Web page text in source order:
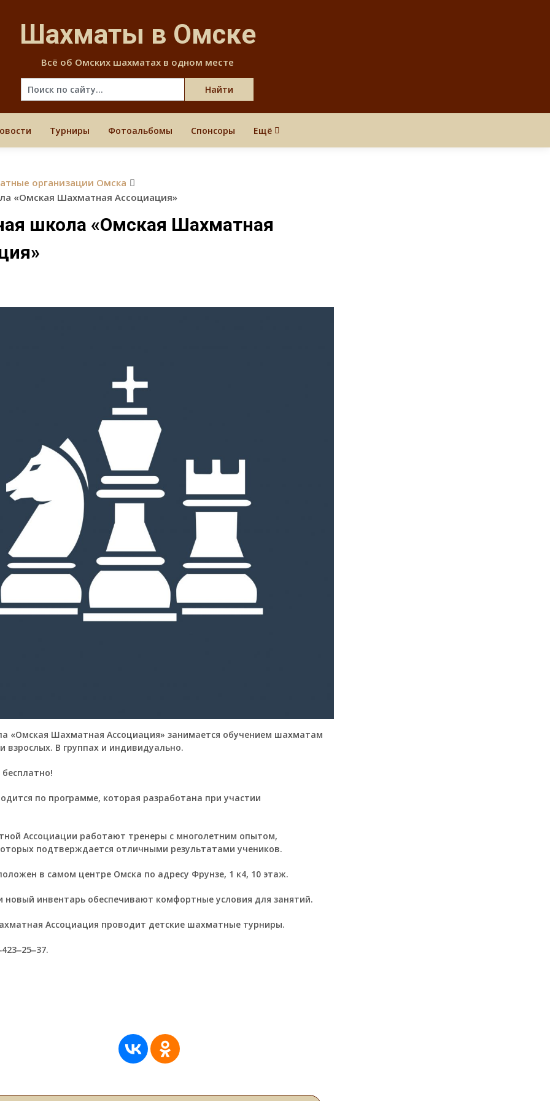
content
Шахматы в Омске
Всё об Омских шахматах в одном месте
Турниры Фотоальбомы Спонсоры Ещё
организации Омска
«Омская Шахматная Ассоциация»
школа «Омская Шахматная
«Омская Шахматная Ассоциация» занимается обучением шахматам
взрослых. В группах и индивидуально.
по программе, которая разработана при участии
Ассоциации работают тренеры с многолетним опытом,
подтверждается отличными результатами учеников.
в самом центре Омска по адресу ​Фрунзе, 1 к4​, 10 этаж.
новый инвентарь обеспечивают комфортные условия для занятий.
Ассоциация проводит детские шахматные турниры.